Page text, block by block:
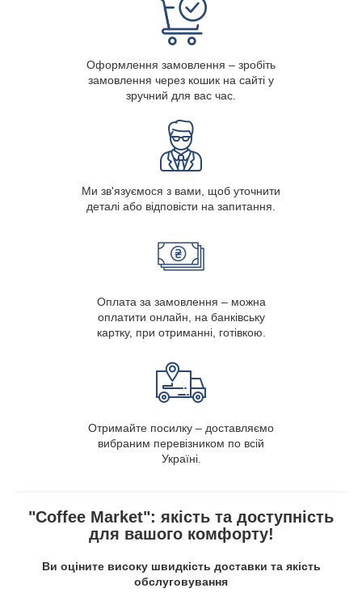
Оформлення замовлення – зробіть
замовлення через кошик на сайті у
зручний для вас час.
Ми зв'язуємося з вами, щоб уточнити
деталі або відповісти на запитання.
Оплата за замовлення – можна
оплатити онлайн, на банківську
картку, при отриманні, готівкою.
Отримайте посилку – доставляємо
вибраним перевізником по всій
Україні.
"Coffee Market": якість та доступність
для вашого комфорту!
Ви оціните високу швидкість доставки та якість
обслуговування